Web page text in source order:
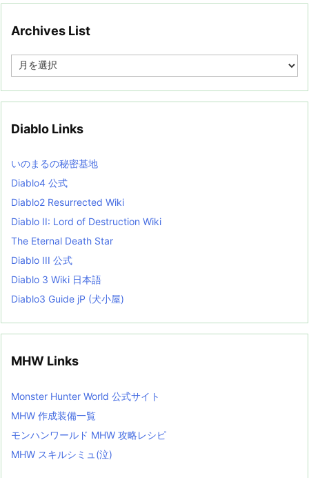
Archives List
e
i
s
t
Diablo Links
いのまるの秘密基地
Diablo4 公式
Diablo2 Resurrected Wiki
Diablo II: Lord of Destruction Wiki
The Eternal Death Star
Diablo III 公式
Diablo 3 Wiki 日本語
Diablo3 Guide jP (犬小屋)
MHW Links
Monster Hunter World 公式サイト
MHW 作成装備一覧
モンハンワールド MHW 攻略レシピ
MHW スキルシミュ(泣)